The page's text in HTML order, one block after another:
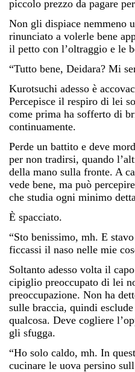
piccolo prezzo da pagare
Non gli dispiace nemmeno
rinunciato a volerle bene
il petto con l’oltraggio e le
“Tutto bene, Deidara? Mi
Kurotsuchi adesso è
Percepisce il respiro di lei
come prima ha sofferto di
continuamente.
Perde un battito e deve
per non tradirsi, quando
della mano sulla fronte. A
vede bene, ma può
che studia ogni minimo
È spacciato.
“Sto benissimo, mh. E
ficcassi il naso nelle mie
Soltanto adesso volta il
cipiglio preoccupato di lei
preoccupazione. Non ha
sulle braccia, quindi
qualcosa. Deve cogliere
gli sfugga.
“Ho solo caldo, mh. In
cucinare le uova persino